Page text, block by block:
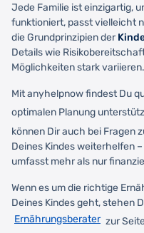
Jede Familie ist einzigartig,
funktioniert, passt vielleicht
die Grundprinzipien der
Details wie
Möglichkeiten stark variieren.
Mit anyhelpnow findest Du
optimalen Planung
können Dir auch bei Fragen
Deines Kindes weiterhelfen
umfasst mehr als nur
Wenn es um die richtige
Deines Kindes geht, stehen
Ernährungsberater zur